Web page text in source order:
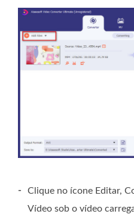
-
Clique no ícone Editar,
Vídeo sob o vídeo